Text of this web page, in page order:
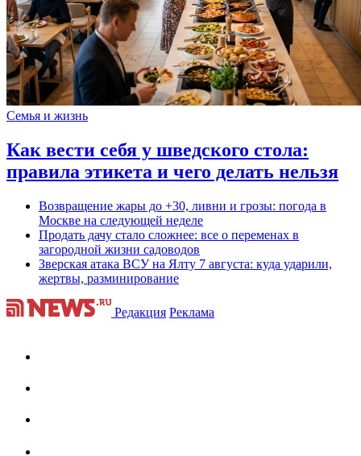
Семья и жизнь
Как вести себя у шведского стола:
правила этикета и чего делать нельзя
Возвращение жары до +30, ливни и грозы: погода в
Москве на следующей неделе
Продать дачу стало сложнее: все о переменах в
загородной жизни садоводов
Зверская атака ВСУ на Ялту 7 августа: куда ударили,
жертвы, разминирование
Редакция Реклама